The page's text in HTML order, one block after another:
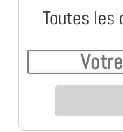
Toutes les